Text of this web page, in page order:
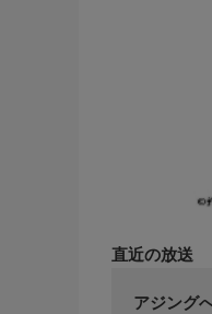
直近の放送
アジング